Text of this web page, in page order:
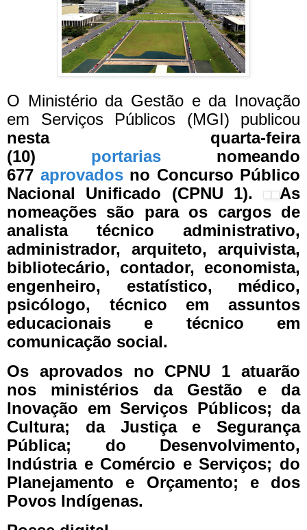
O Ministério da Gestão e da Inovação
em Serviços Públicos (MGI) publicou
nesta quarta-feira
(10) portarias nomeando
677 aprovadosno Concurso Público
Nacional Unificado (CPNU 1).
As
nomeações são para os cargos de
analista técnico administrativo,
administrador, arquiteto, arquivista,
bibliotecário, contador, economista,
engenheiro, estatístico, médico,
psicólogo, técnico em assuntos
educacionais e técnico em
comunicação social.
Os aprovados no CPNU 1 atuarão
nos ministérios da Gestão e da
Inovação em Serviços Públicos; da
Cultura; da Justiça e Segurança
Pública; do Desenvolvimento,
Indústria e Comércio e Serviços; do
Planejamento e Orçamento; e dos
Povos Indígenas.